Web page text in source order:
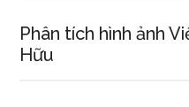
Phân tích hình ảnh
Hữu